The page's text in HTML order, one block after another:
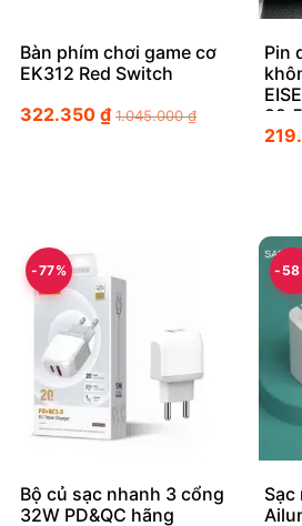
Bàn phím chơi game cơ
EK312 Red Switch
322.350 ₫ 1.045.000₫
Pin
-77%
Bộ củ sạc nhanh 3 cổng
32W PD&QC hãng
-
Sạc